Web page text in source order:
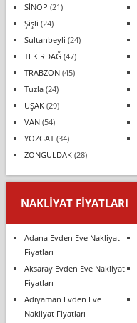
SİNOP (21)
Şişli (24)
Sultanbeyli (24)
TEKİRDAĞ(47)
TRABZON(45)
Tuzla(24)
UŞAK(29)
VAN(54)
YOZGAT(34)
ZONGULDAK(28)
NAKLIYAT FIYATLARI
Adana Evden Eve Nakliyat
Fiyatları
Aksaray Evden Eve Nakliyat
Fiyatları
Adıyaman Evden Eve
Nakliyat Fiyatları